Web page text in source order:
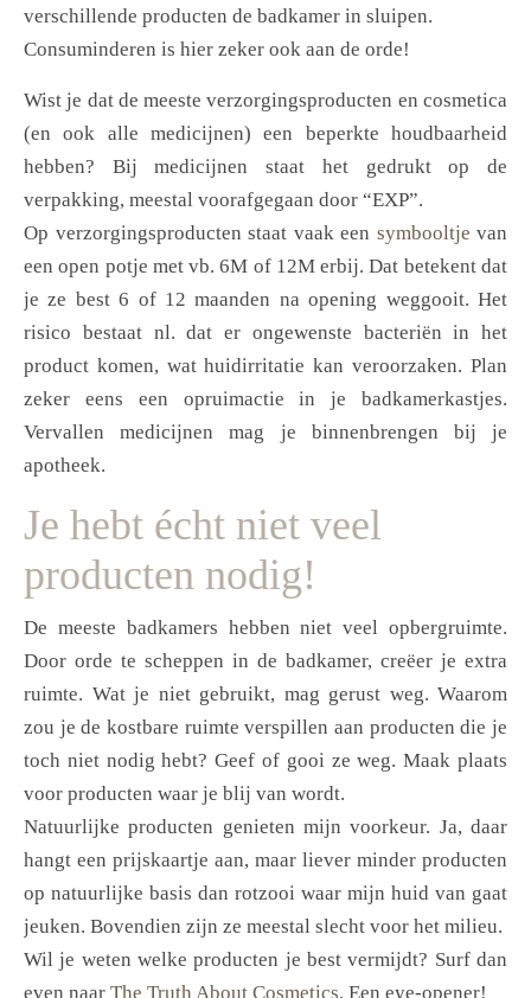
verschillende producten de badkamer in sluipen.
Consuminderen is hier zeker ook aan de orde!
Wist je dat de meeste verzorgingsproducten en cosmetica
(en ook alle medicijnen) een beperkte houdbaarheid
hebben? Bij medicijnen staat het gedrukt op de
verpakking, meestal voorafgegaan door “EXP”.
Op verzorgingsproducten staat vaak een symbooltje van
een open potje met vb. 6M of 12M erbij. Dat betekent dat
je ze best 6 of 12 maanden na opening weggooit. Het
risico bestaat nl. dat er ongewenste bacteriën in het
product komen, wat huidirritatie kan veroorzaken. Plan
zeker eens een opruimactie in je badkamerkastjes.
Vervallen medicijnen mag je binnenbrengen bij je
apotheek.
Je hebt écht niet veel
producten nodig!
De meeste badkamers hebben niet veel opbergruimte.
Door orde te scheppen in de badkamer, creëer je extra
ruimte. Wat je niet gebruikt, mag gerust weg. Waarom
zou je de kostbare ruimte verspillen aan producten die je
toch niet nodig hebt? Geef of gooi ze weg. Maak plaats
voor producten waar je blij van wordt.
Natuurlijke producten genieten mijn voorkeur. Ja, daar
hangt een prijskaartje aan, maar liever minder producten
op natuurlijke basis dan rotzooi waar mijn huid van gaat
jeuken. Bovendien zijn ze meestal slecht voor het milieu.
Wil je weten welke producten je best vermijdt? Surf dan
even naar The Truth About Cosmetics. Een eye-opener!